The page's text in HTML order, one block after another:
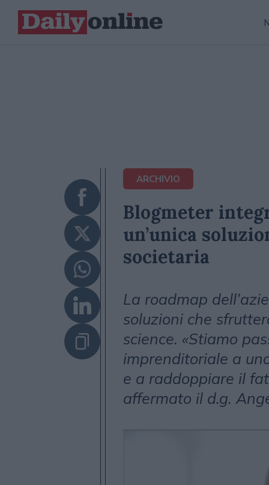
ARCHIVIO
Blogmeter
un’unica
societaria
La roadmap
soluzioni che
science. «Stiamo
imprenditoriale a
e a raddoppiare il
affermato il d.g.